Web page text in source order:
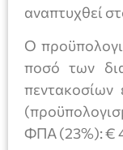
αναπτυχθεί
Ο
ποσό των
ΦΠΑ (23%): €